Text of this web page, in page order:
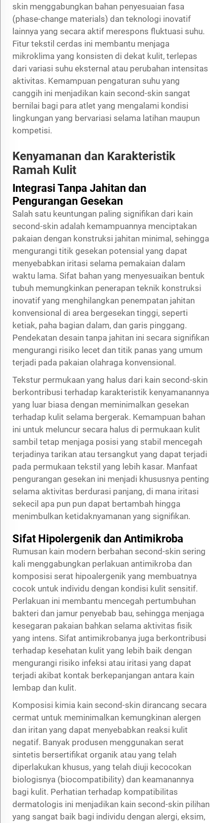
skin menggabungkan bahan penyesuaian fasa
(phase-change materials) dan teknologi inovatif
lainnya yang secara aktif merespons fluktuasi suhu.
Fitur tekstil cerdas ini membantu menjaga
mikroklima yang konsisten di dekat kulit, terlepas
dari variasi suhu eksternal atau perubahan intensitas
aktivitas. Kemampuan pengaturan suhu yang
canggih ini menjadikan kain second-skin sangat
bernilai bagi para atlet yang mengalami kondisi
lingkungan yang bervariasi selama latihan maupun
kompetisi.
Kenyamanan dan Karakteristik
Ramah Kulit
Integrasi Tanpa Jahitan dan
Pengurangan Gesekan
Salah satu keuntungan paling signifikan dari kain
second-skin adalah kemampuannya menciptakan
pakaian dengan konstruksi jahitan minimal, sehingga
mengurangi titik gesekan potensial yang dapat
menyebabkan iritasi selama pemakaian dalam
waktu lama. Sifat bahan yang menyesuaikan bentuk
tubuh memungkinkan penerapan teknik konstruksi
inovatif yang menghilangkan penempatan jahitan
konvensional di area bergesekan tinggi, seperti
ketiak, paha bagian dalam, dan garis pinggang.
Pendekatan desain tanpa jahitan ini secara signifikan
mengurangi risiko lecet dan titik panas yang umum
terjadi pada pakaian olahraga konvensional.
Tekstur permukaan yang halus dari kain second-skin
berkontribusi terhadap karakteristik kenyamanannya
yang luar biasa dengan meminimalkan gesekan
terhadap kulit selama bergerak. Kemampuan bahan
ini untuk meluncur secara halus di permukaan kulit
sambil tetap menjaga posisi yang stabil mencegah
terjadinya tarikan atau tersangkut yang dapat terjadi
pada permukaan tekstil yang lebih kasar. Manfaat
pengurangan gesekan ini menjadi khususnya penting
selama aktivitas berdurasi panjang, di mana iritasi
sekecil apa pun pun dapat bertambah hingga
menimbulkan ketidaknyamanan yang signifikan.
Sifat Hipolergenik dan Antimikroba
Rumusan kain modern berbahan second-skin sering
kali menggabungkan perlakuan antimikroba dan
komposisi serat hipoalergenik yang membuatnya
cocok untuk individu dengan kondisi kulit sensitif.
Perlakuan ini membantu mencegah pertumbuhan
bakteri dan jamur penyebab bau, sehingga menjaga
kesegaran pakaian bahkan selama aktivitas fisik
yang intens. Sifat antimikrobanya juga berkontribusi
terhadap kesehatan kulit yang lebih baik dengan
mengurangi risiko infeksi atau iritasi yang dapat
terjadi akibat kontak berkepanjangan antara kain
lembap dan kulit.
Komposisi kimia kain second-skin dirancang secara
cermat untuk meminimalkan kemungkinan alergen
dan iritan yang dapat menyebabkan reaksi kulit
negatif. Banyak produsen menggunakan serat
sintetis bersertifikat organik atau yang telah
diperlakukan khusus, yang telah diuji kecocokan
biologisnya (biocompatibility) dan keamanannya
bagi kulit. Perhatian terhadap kompatibilitas
dermatologis ini menjadikan kain second-skin pilihan
yang sangat baik bagi individu dengan alergi, eksim,